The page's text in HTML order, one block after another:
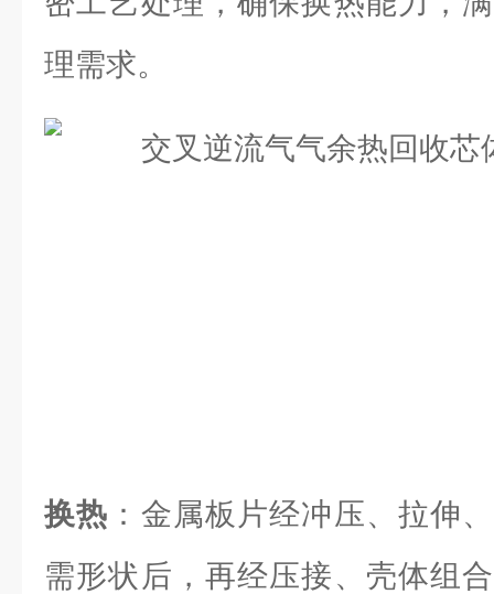
理需求。
换热 ：金属板片经冲压、拉伸
需形状后，再经压接、壳体组